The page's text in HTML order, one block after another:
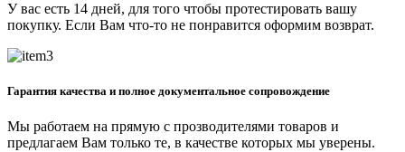
У вас есть 14 дней, для того чтобы протестировать вашу
покупку. Если Вам что-то не понравится оформим возврат.
Гарантия качества и полное документальное сопровождение
Мы работаем на прямую с прозводителями товаров и
предлагаем Вам только те, в качестве которых мы уверены.